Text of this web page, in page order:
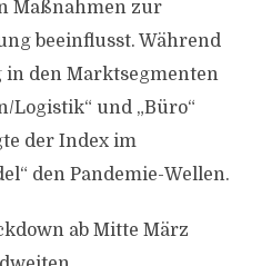
Maßnahmen zur
beeinflusst. Während
den Marktsegmenten
Logistik“ und „Büro“
der Index im
den Pandemie-Wellen.
ab Mitte März